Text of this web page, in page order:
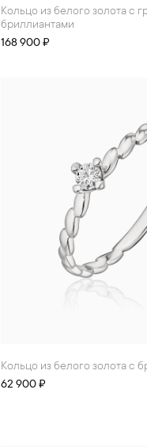
Кольцо из белого золота с гранатом и
бриллиантами
168 900 ₽
Кольцо из белого золота с
62 900 ₽